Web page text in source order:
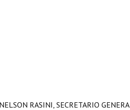
RASINI, SECRETARIO